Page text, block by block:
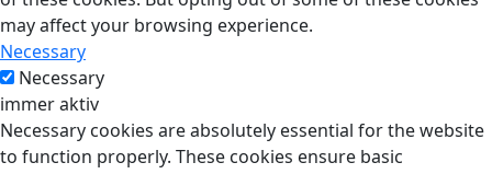
may affect your browsing experience.
Necessary
Necessary
immer aktiv
Necessary cookies are absolutely essential for the website
to function properly. These cookies ensure basic